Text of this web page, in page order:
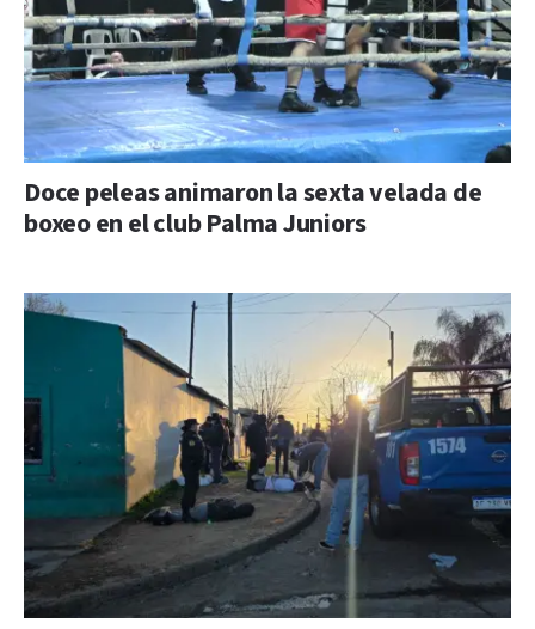
Doce peleas animaron la sexta velada de
boxeo en el club Palma Juniors